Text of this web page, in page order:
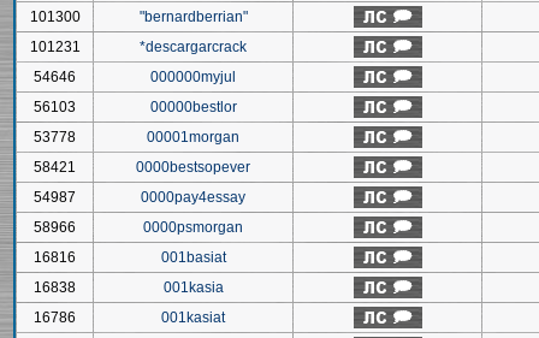
101300
"bernardberrian"
101231
*descargarcrack
54646
000000myjul
56103
00000bestlor
53778
00001morgan
58421
0000bestsopever
54987
0000pay4essay
58966
0000psmorgan
16816
001basiat
16838
001kasia
16786
001kasiat